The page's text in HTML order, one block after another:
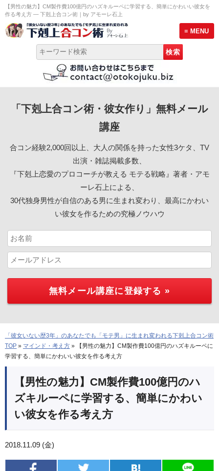
【男性の魅力】CM製作費100億円のハズキルーペに学習する、簡単にかわいい彼女を
作る考え方 ― 下剋上合コン術｜by アモーレ石上
≡ MENU
プロ合コン幹事養成講座 説明会
サービス案内
恋愛プロフィール
「下剋上合コン術・彼女作り」無料メール
講座
合コン経験2,000回以上、大人の関係を持った女性3ケタ、TV
出演・雑誌掲載多数、
『下剋上恋愛のプロコーチが教える モテる戦略』著者・アモ
ーレ石上による、
30代独身男性が自信のある男に生まれ変わり、最高にかわい
い彼女を作るための究極ノウハウ
「彼女いない歴3年」のあなたでも「モテ男」に生まれ変われる下剋上合コン術
TOP » マインド・考え方 »
【男性の魅力】CM製作費100億円のハズキルーペに
学習する、簡単にかわいい彼女を作る考え方
【男性の魅力】CM製作費100億円のハ
ズキルーペに学習する、簡単にかわい
い彼女を作る考え方
2018.11.09 (金)